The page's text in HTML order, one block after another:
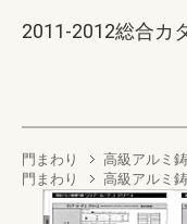
2011-2012総合カ
門まわり 高級アルミ
門まわり
高級アルミ